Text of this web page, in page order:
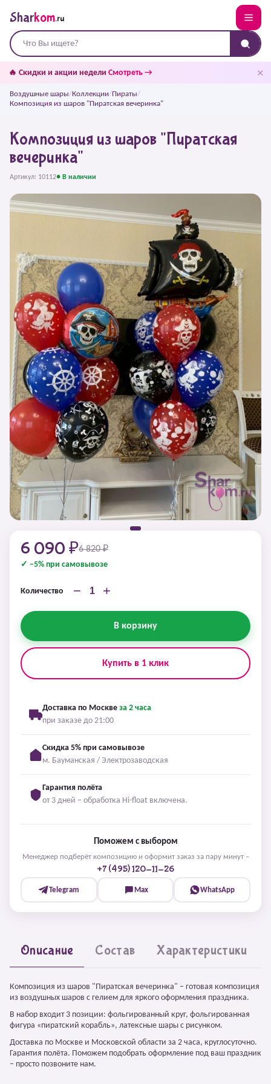
Sharkom.ru
🔥 Скидки и акции недели Смотреть → ✕
Воздушные шары/Коллекции/Пираты/
Композиция из шаров "Пиратская вечеринка"
Композиция из шаров "Пиратская
вечеринка"
Артикул: 10112● В наличии
6 090 ₽6 820 ₽
✓ −5% при самовывозе
Количество − +
В корзину
Купить в 1 клик
Доставка по Москве за 2 часа
при заказе до 21:00
Скидка 5% при самовывозе
м. Бауманская / Электрозаводская
Гарантия полёта
от 3 дней – обработка Hi-float включена.
Поможем с выбором
Менеджер подберёт композицию и оформит заказ за пару минут –
+7 (495) 120-11-26
Telegram Max WhatsApp
Описание Состав Характеристики
Композиция из шаров "Пиратская вечеринка" – готовая композиция
из воздушных шаров с гелием для яркого оформления праздника.
В набор входит 3 позиции: фольгированный круг, фольгированная
фигура «пиратский корабль», латексные шары с рисунком.
Доставка по Москве и Московской области за 2 часа, круглосуточно.
Гарантия полёта. Поможем подобрать оформление под ваш праздник
– просто позвоните нам.